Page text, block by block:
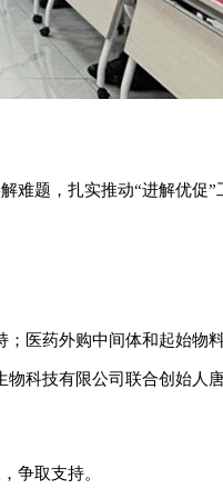
难题，扎实推动“进解优促”
医药外购中间体和起始物
科技有限公司联合创始人
争取支持。